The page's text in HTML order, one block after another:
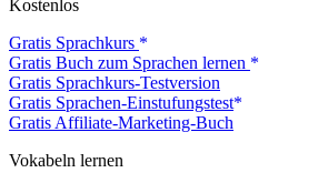
Kostenlos
Gratis Sprachkurs
Gratis Buch zum Sprachen lernen
Gratis Sprachkurs-Testversion
Gratis Sprachen-Einstufungstest
Gratis Affiliate-Marketing-Buch
Vokabeln lernen